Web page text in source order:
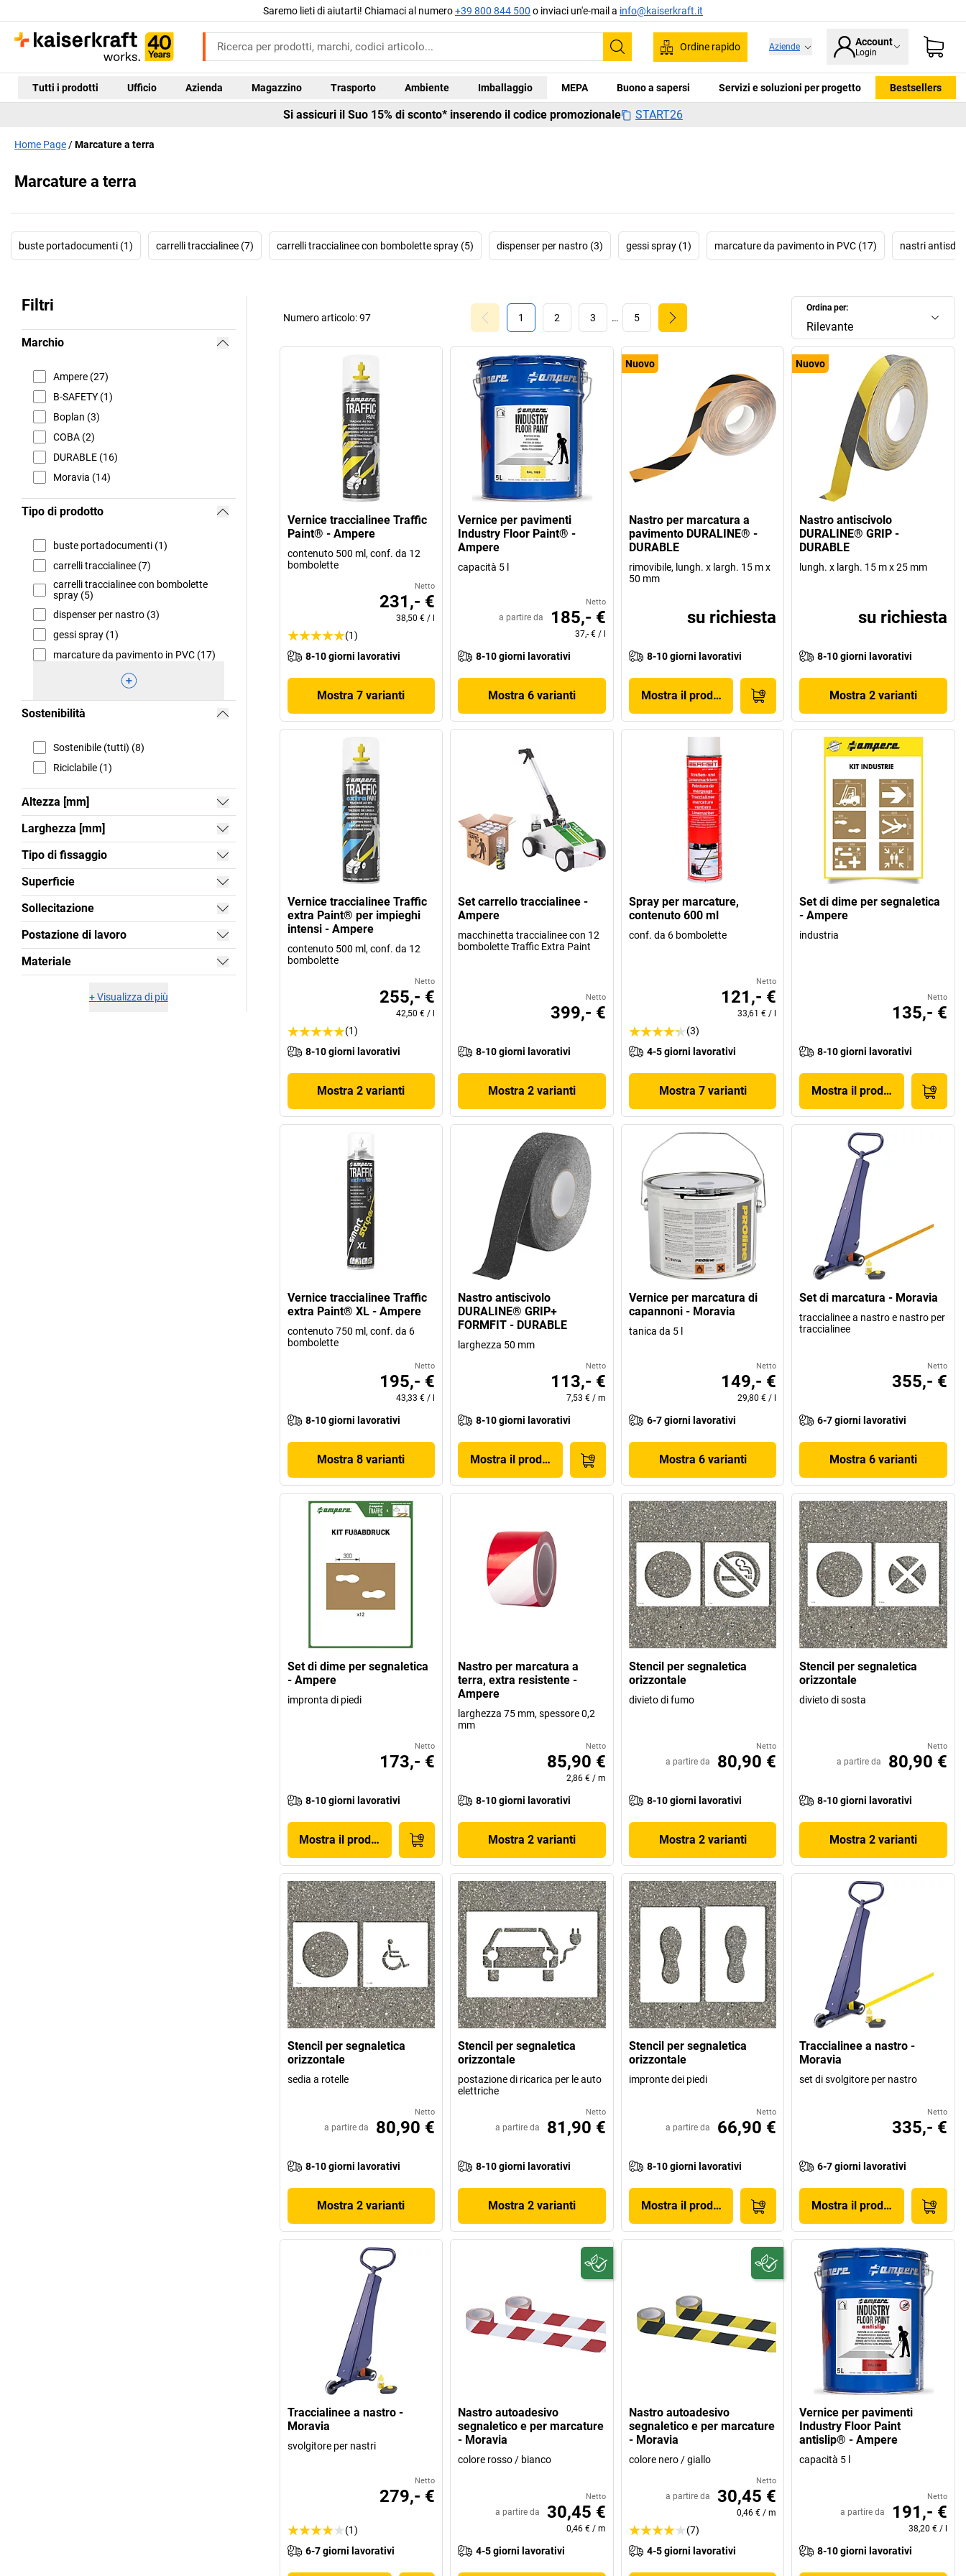
Saremo lieti di aiutarti! Chiamaci al numero+39 800 844 500 o inviaci un'e-mail a info@kaiserkraft.it
Cerca
Ordine rapido Aziende Account
Login
Tutti i prodotti Ufficio Azienda Magazzino Trasporto Ambiente Imballaggio MEPA Buono a sapersi Servizi e soluzioni per progetto Bestsellers
Si assicuri il Suo 15% di sconto* inserendo il codice promozionale START26
Home Page Marcature a terra
Marcature a terra
buste portadocumenti (1) carrelli traccialinee (7) carrelli traccialinee con bombolette spray (5) dispenser per nastro (3) gessi spray (1) marcature da pavimento in PVC (17) nastri
Filtri
Marchio
Ampere (27)
B-SAFETY (1)
Boplan (3)
COBA (2)
DURABLE (16)
Moravia (14)
Tipo di prodotto
buste portadocumenti (1)
carrelli traccialinee (7)
carrelli traccialinee con bombolette
spray (5)
dispenser per nastro (3)
gessi spray (1)
marcature da pavimento in PVC (17)
Sostenibilità
Sostenibile (tutti) (8)
Riciclabile (1)
Altezza [mm]
Larghezza [mm]
Tipo di fissaggio
Superficie
Sollecitazione
Postazione di lavoro
Materiale
+Visualizza di più
Ordina per:
Rilevante
1 2 3 … 5
Numero articolo:97
Vernice traccialinee Traffic
Paint® - Ampere
contenuto 500 ml, conf. da 12
bombolette
Netto
231,- €
38,50 € / l
(1)
8-10 giorni lavorativi
Mostra 7 varianti
Vernice per pavimenti
Industry Floor Paint® -
Ampere
capacità 5 l
Netto
a partire da 185,- €
37,- € / l
8-10 giorni lavorativi
Mostra 6 varianti
Nuovo
Nastro per marcatura a
pavimento DURALINE® -
DURABLE
rimovibile, lungh. x largh. 15 m x
50 mm
su richiesta
8-10 giorni lavorativi
Mostra il prodotto
Nuovo
Nastro antiscivolo
DURALINE® GRIP -
DURABLE
lungh. x largh. 15 m x 25 mm
su richiesta
8-10 giorni lavorativi
Mostra 2 varianti
Vernice traccialinee Traffic
extra Paint® per impieghi
intensi - Ampere
contenuto 500 ml, conf. da 12
bombolette
Netto
255,- €
42,50 € /
(1)
8-10 giorni lavorativi
Mostra 2 varianti
Set carrello traccialinee -
Ampere
macchinetta traccialinee con 12
bombolette Traffic Extra Paint
Netto
399,- €
8-10 giorni lavorativi
Mostra 2 varianti
Spray per marcature,
contenuto 600 ml
conf. da 6 bombolette
Netto
121,- €
33,61 € /
(3)
4-5 giorni lavorativi
Mostra 7 varianti
Set di dime per segnaletica
- Ampere
industria
Netto
135,- €
8-10 giorni lavorativi
Mostra il prodotto
Vernice traccialinee Traffic
extra Paint® XL - Ampere
contenuto 750 ml, conf. da 6
bombolette
Netto
195,- €
43,33 € /
8-10 giorni lavorativi
Mostra 8 varianti
Nastro antiscivolo
DURALINE® GRIP+
FORMFIT - DURABLE
larghezza 50 mm
Netto
113,- €
7,53 € / m
8-10 giorni lavorativi
Mostra il prodotto
Vernice per marcatura di
capannoni - Moravia
tanica da 5 l
Netto
149,- €
29,80 € /
6-7 giorni lavorativi
Mostra 6 varianti
Set di marcatura - Moravia
traccialinee a nastro e nastro per
traccialinee
Netto
355,- €
6-7 giorni lavorativi
Mostra 6 varianti
Set di dime per segnaletica
- Ampere
impronta di piedi
Netto
173,- €
8-10 giorni lavorativi
Mostra il prodotto
Nastro per marcatura a
terra, extra resistente -
Ampere
larghezza 75 mm, spessore 0,2
mm
Netto
85,90 €
2,86 € / m
8-10 giorni lavorativi
Mostra 2 varianti
Stencil per segnaletica
orizzontale
divieto di fumo
Netto
a partire da 80,90 €
8-10 giorni lavorativi
Mostra 2 varianti
Stencil per segnaletica
orizzontale
divieto di sosta
Netto
a partire da 80,90 €
8-10 giorni lavorativi
Mostra 2 varianti
Stencil per segnaletica
orizzontale
sedia a rotelle
Netto
a partire da 80,90 €
8-10 giorni lavorativi
Mostra 2 varianti
Stencil per segnaletica
orizzontale
postazione di ricarica per le auto
elettriche
Netto
a partire da 81,90 €
8-10 giorni lavorativi
Mostra 2 varianti
Stencil per segnaletica
orizzontale
impronte dei piedi
Netto
a partire da 66,90 €
8-10 giorni lavorativi
Mostra il prodotto
Traccialinee a nastro -
Moravia
set di svolgitore per nastro
Netto
335,- €
6-7 giorni lavorativi
Mostra il prodotto
Traccialinee a nastro -
Moravia
svolgitore per nastri
Netto
279,- €
(1)
6-7 giorni lavorativi
Nastro autoadesivo
segnaletico e per marcature
- Moravia
colore rosso / bianco
Netto
a partire da 30,45 €
0,46 € / m
4-5 giorni lavorativi
Nastro autoadesivo
segnaletico e per marcature
- Moravia
colore nero / giallo
Netto
a partire da 30,45 €
0,46 € /m
(7)
4-5 giorni lavorativi
Vernice per pavimenti
Industry Floor Paint
antislip® - Ampere
capacità 5 l
Netto
a partire da 191,- €
38,20 € / l
8-10 giorni lavorativi